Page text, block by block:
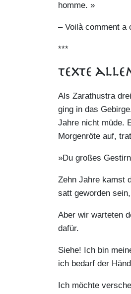
homme. »
– Voilà comment a
***
Texte
Als Zarathustra
ging in das
Jahre nicht müde.
Morgenröte auf,
»Du großes
Zehn Jahre kamst
satt geworden
Aber wir warteten
dafür.
Siehe! Ich bin
ich bedarf der
Ich möchte